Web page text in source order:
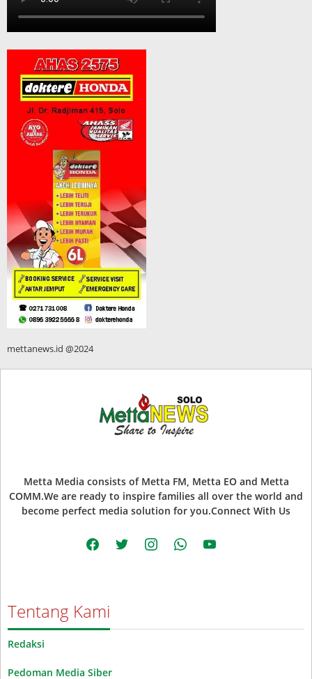
mettanews.id @2024
Metta Media consists of Metta FM, Metta EO and Metta
COMM.We are ready to inspire families all over the world and
become perfect media solution for you.Connect With Us
facebooktwitter instagramwhatsappyoutube
Tentang Kami
Redaksi
Pedoman Media Siber